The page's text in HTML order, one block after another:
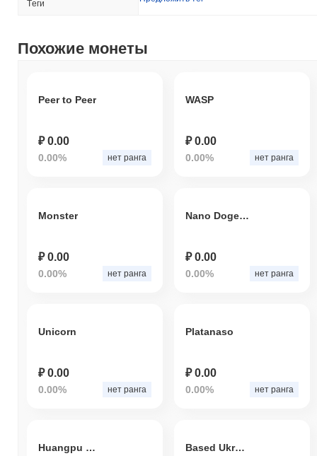
Tеги
Похожие монеты
Peer to Peer
₽ 0.00
0.00% нет ранга
WASP
₽ 0.00
0.00% нет ранга
Monster
₽ 0.00
0.00% нет ранга
Nano Dogezilla
₽ 0.00
0.00% нет ранга
Unicorn
₽ 0.00
0.00% нет ранга
Platanaso
₽ 0.00
0.00% нет ранга
Huangpu Military Academy Based Ukraine